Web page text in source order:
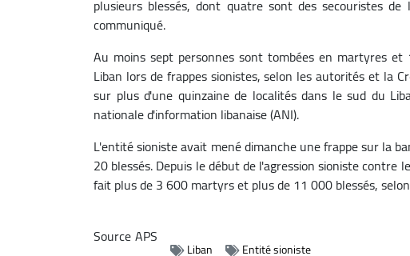
plusieurs blessés, dont quatre sont des secouristes
communiqué.
Au moins sept personnes sont tombées en martyres
Liban lors de frappes sionistes, selon les autorités et la
sur plus d'une quinzaine de localités dans le sud du
nationale d'information libanaise (ANI).
L'entité sioniste avait mené dimanche une frappe sur la
20 blessés.Depuis le début de l'agression sioniste contre
fait plus de 3 600 martyrs et plus de 11 000 blessés,
SourceAPS
Liban Entité sioniste